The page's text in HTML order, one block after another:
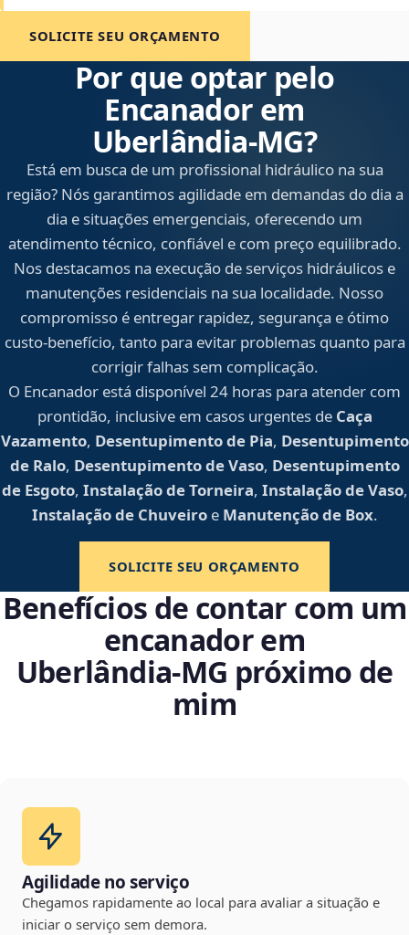
SOLICITE SEU ORÇAMENTO
Por que optar pelo
Encanador em
Uberlândia‑MG?
Está em busca de um profissional hidráulico na sua
região? Nós garantimos agilidade em demandas do dia a
dia e situações emergenciais, oferecendo um
atendimento técnico, confiável e com preço equilibrado.
Nos destacamos na execução de serviços hidráulicos e
manutenções residenciais na sua localidade. Nosso
compromisso é entregar rapidez, segurança e ótimo
custo-benefício, tanto para evitar problemas quanto para
corrigir falhas sem complicação.
O Encanador está disponível 24 horas para atender com
prontidão, inclusive em casos urgentes de Caça
Vazamento, Desentupimento de Pia, Desentupimento
de Ralo, Desentupimento de Vaso, Desentupimento
de Esgoto, Instalação de Torneira, Instalação de Vaso,
Instalação de Chuveiroe Manutenção de Box.
SOLICITE SEU ORÇAMENTO
Benefícios de contar com um
encanador em
Uberlândia‑MG próximo de
mim
Agilidade no serviço
Chegamos rapidamente ao local para avaliar a situação e
iniciar o serviço sem demora.